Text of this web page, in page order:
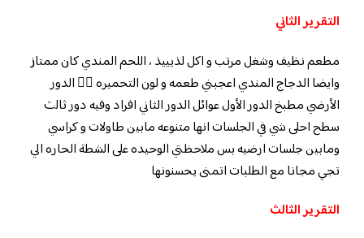
التقرير الثاني
مطعم نظيف وشغل مرتب و اكل لذيييذ ، اللحم المندي كان ممتاز
وايضا الدجاج المندي اعجبني طعمه و لون التحميره 👌🏻 الدور
الأرضي مطبخ الدور الأول عوائل الدور الثاني افراد وفيه دور ثالث
سطح احلى شي في الجلسات انها متنوعه مابين طاولات و كراسي
ومابين جلسات ارضيه بس ملاحظتي الوحيده على الشطة الحاره الي
تجي مجانا مع الطلبات اتمنى يحسنونها
التقرير الثالث